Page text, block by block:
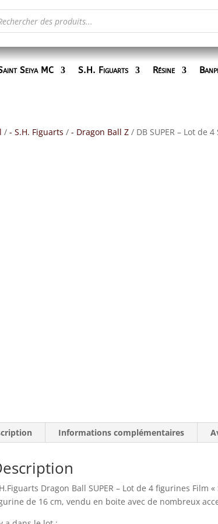
Seiya MC S.H. Figuarts Résine
/- S.H. Figuarts /- Dragon Ball Z / DB SUPER – Lot de 4
Informations complémentaires
Dragon Ball SUPER – Lot de 4 figurines Film «
de 16 cm, vendu en boite avec de nombreux